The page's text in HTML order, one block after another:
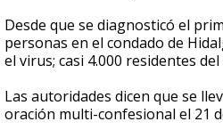
Desde que se diagnosticó el
personas en el condado de
el virus; casi 4.000 residentes
Las autoridades dicen que se
oración multi-confesional el 21